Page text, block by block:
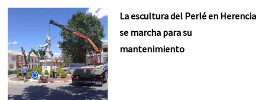
La escultura del Perlé en Herencia
se marcha para su
mantenimiento